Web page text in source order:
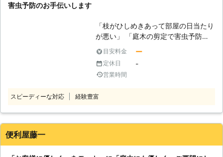
せください。 日本全国の多くの加盟
店と提携しておりますので、迅速に対
応することが可能です。 このような
枝が引っ掛かりそうで悩んでいる ・
来客に備えて、お庭を素早く綺麗にお
したい！ 経験豊富なスタッフがスピ
害虫予防のお手伝いします
「枝がひしめきあって部屋の日当たり
が悪い」 「庭木の剪定で害虫予防が
できると聞いた」 「庭木が大きく育
って自分では剪定できないから依頼し
たい」 このようなご要望があるとき
には合同会社FREE STYLEに剪定をご
も承る便利屋です。剪定は木の健康、
目安料金 ー
定休日 -
営業時間
スピーディーな対応 経験豊富
便利屋藤一